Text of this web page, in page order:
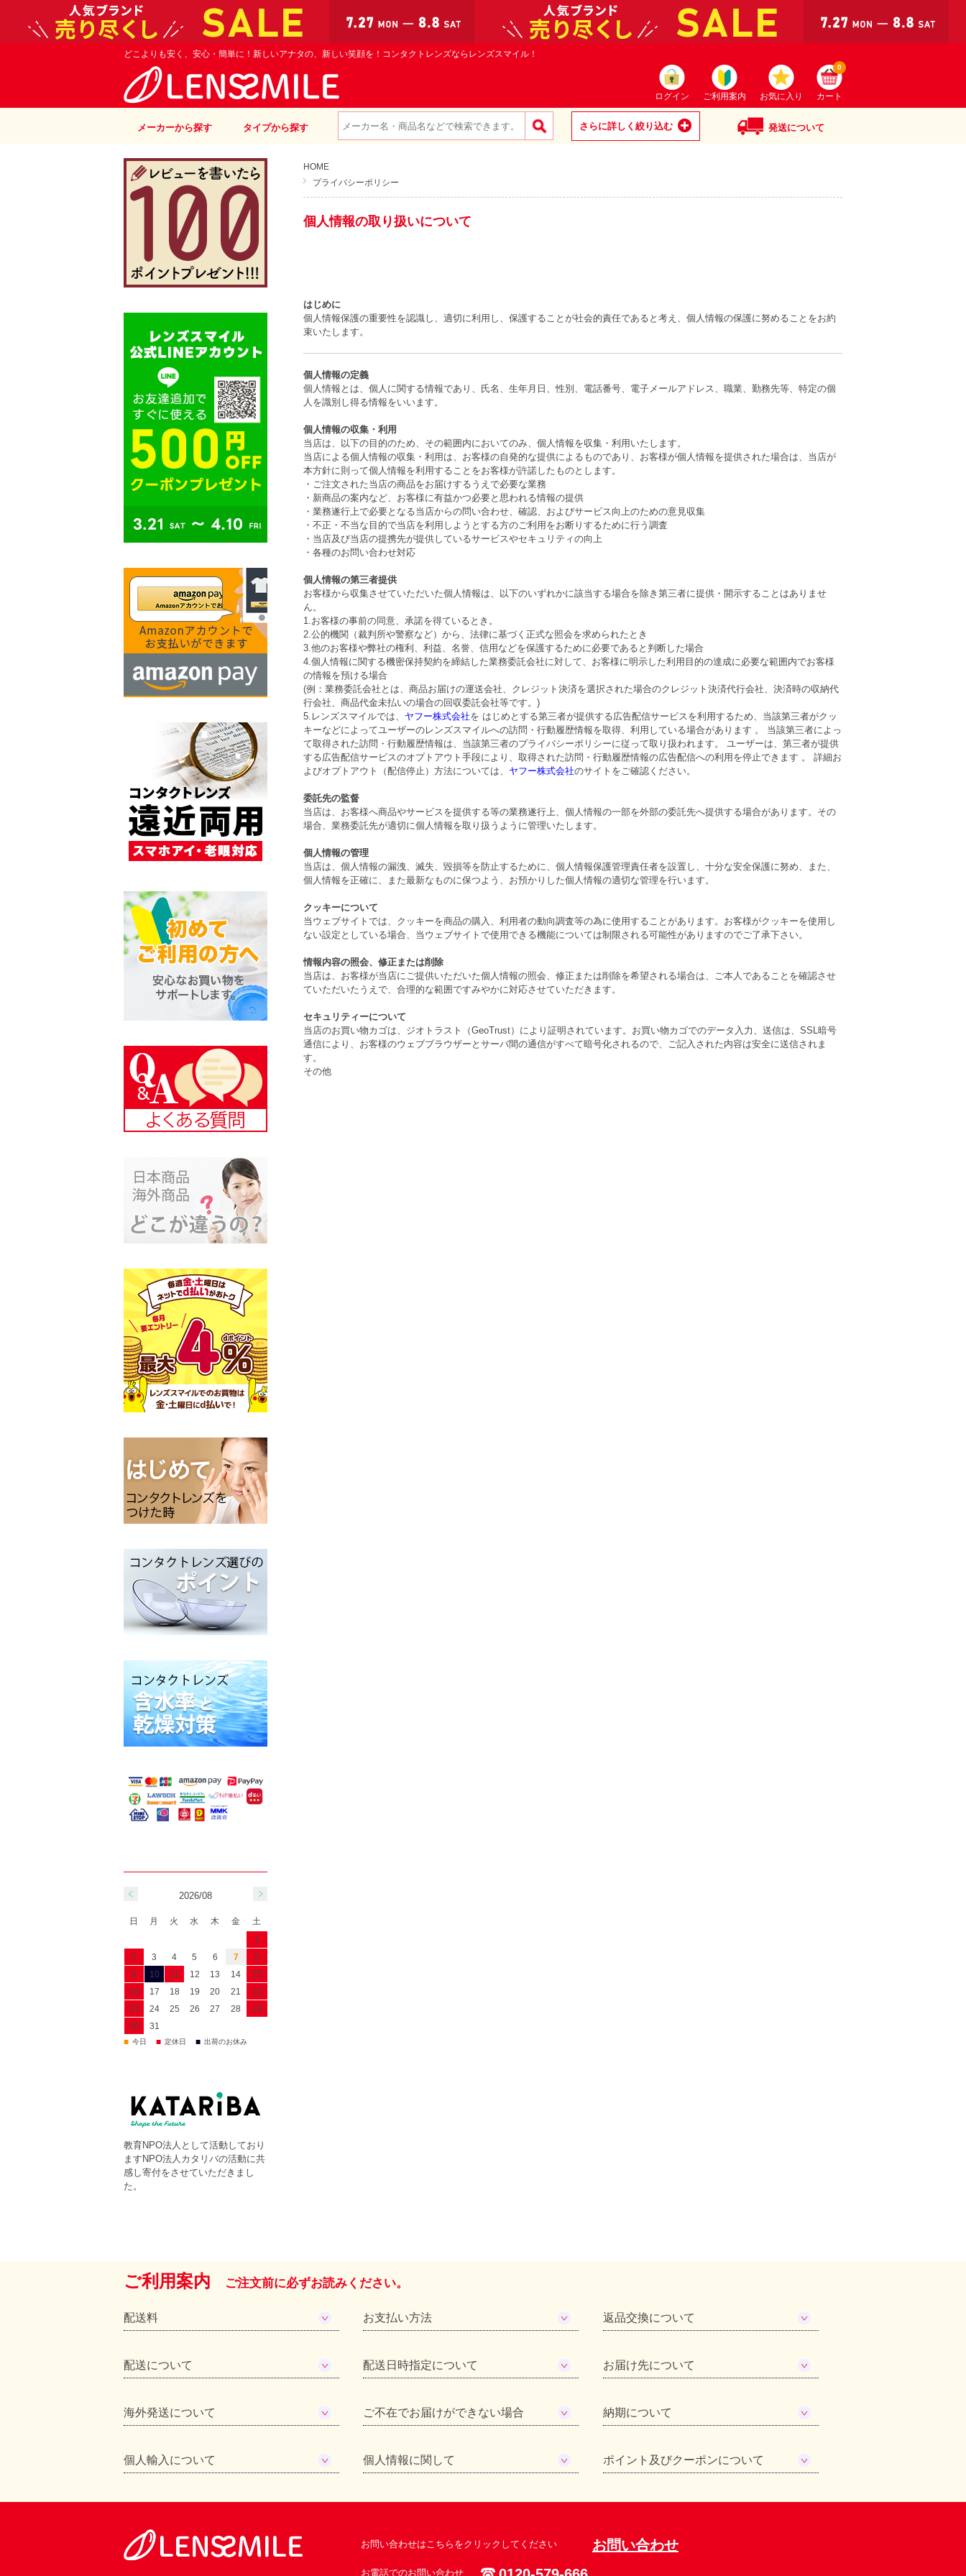
どこよりも安く、安心・簡単に！新しいアナタの、新しい笑顔を！コンタクトレンズならレンズスマイル！
ログイン ご利用案内 お気に入り カート
0
メーカーから探す タイプから探す さらに詳しく絞り込む 発送について
HOME
プライバシーポリシー
個人情報の取り扱いについて
はじめに
個人情報保護の重要性を認識し、適切に利用し、保護することが社会的責任であると考え、個人情報の保護に努めることをお約
束いたします。
個人情報の定義
個人情報とは、個人に関する情報であり、氏名、生年月日、性別、電話番号、電子メールアドレス、職業、勤務先等、特定の個
人を識別し得る情報をいいます。
個人情報の収集・利用
当店は、以下の目的のため、その範囲内においてのみ、個人情報を収集・利用いたします。
当店による個人情報の収集・利用は、お客様の自発的な提供によるものであり、お客様が個人情報を提供された場合は、当店が
本方針に則って個人情報を利用することをお客様が許諾したものとします。
・ご注文された当店の商品をお届けするうえで必要な業務
・新商品の案内など、お客様に有益かつ必要と思われる情報の提供
・業務遂行上で必要となる当店からの問い合わせ、確認、およびサービス向上のための意見収集
・不正・不当な目的で当店を利用しようとする方のご利用をお断りするために行う調査
・当店及び当店の提携先が提供しているサービスやセキュリティの向上
・各種のお問い合わせ対応
個人情報の第三者提供
お客様から収集させていただいた個人情報は、以下のいずれかに該当する場合を除き第三者に提供・開示することはありませ
ん。
1.お客様の事前の同意、承諾を得ているとき。
2.公的機関（裁判所や警察など）から、法律に基づく正式な照会を求められたとき
3.他のお客様や弊社の権利、利益、名誉、信用などを保護するために必要であると判断した場合
4.個人情報に関する機密保持契約を締結した業務委託会社に対して、お客様に明示した利用目的の達成に必要な範囲内でお客様
の情報を預ける場合
(例：業務委託会社とは、商品お届けの運送会社、クレジット決済を選択された場合のクレジット決済代行会社、決済時の収納代
行会社、商品代金未払いの場合の回収委託会社等です。)
5.レンズスマイルでは、 ヤフー株式会社を はじめとする第三者が提供する広告配信サービスを利用するため、当該第三者がクッ
キーなどによってユーザーのレンズスマイルへの訪問・行動履歴情報を取得、利用している場合があります 。 当該第三者によっ
て取得された訪問・行動履歴情報は、当該第三者のプライバシーポリシーに従って取り扱われます。 ユーザーは、第三者が提供
する広告配信サービスのオプトアウト手段により、取得された訪問・行動履歴情報の広告配信への利用を停止できます 。 詳細お
よびオプトアウト（配信停止）方法については、 ヤフー株式会社のサイトをご確認ください。
委託先の監督
当店は、お客様へ商品やサービスを提供する等の業務遂行上、個人情報の一部を外部の委託先へ提供する場合があります。その
場合、業務委託先が適切に個人情報を取り扱うように管理いたします。
個人情報の管理
当店は、個人情報の漏洩、滅失、毀損等を防止するために、個人情報保護管理責任者を設置し、十分な安全保護に努め、また、
個人情報を正確に、また最新なものに保つよう、お預かりした個人情報の適切な管理を行います。
クッキーについて
当ウェブサイトでは、クッキーを商品の購入、利用者の動向調査等の為に使用することがあります。お客様がクッキーを使用し
ない設定としている場合、当ウェブサイトで使用できる機能については制限される可能性がありますのでご了承下さい。
情報内容の照会、修正または削除
当店は、お客様が当店にご提供いただいた個人情報の照会、修正または削除を希望される場合は、ご本人であることを確認させ
ていただいたうえで、合理的な範囲ですみやかに対応させていただきます。
セキュリティーについて
当店のお買い物カゴは、ジオトラスト（GeoTrust）により証明されています。お買い物カゴでのデータ入力、送信は、SSL暗号
通信により、お客様のウェブブラウザーとサーバ間の通信がすべて暗号化されるので、ご記入された内容は安全に送信されま
す。
その他
2026/08
日 月 火 水 木 金
土
1
2
3 4 5 6 7
8
9
10 11 12 13 14
15
16
17 18 19 20 21
22
23
24 25 26 27 28
29
30
31
■ 今日 ■ 定休日 ■ 出荷のお休み
教育NPO法人として活動しており
ますNPO法人カタリバの活動に共
感し寄付をさせていただきまし
た。
ご利用案内 ご注文前に必ずお読みください。
配送料 お支払い方法 返品交換について
配送について 配送日時指定について お届け先について
海外発送について ご不在でお届けができない場合 納期について
個人輸入について 個人情報に関して ポイント及びクーポンについて
お問い合わせはこちらをクリックしてください お問い合わせ
お電話でのお問い合わせ